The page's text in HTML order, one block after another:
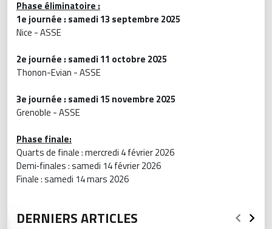
Phase éliminatoire :
1e journée : samedi 13 septembre 2025
Nice - ASSE
2e journée : samedi 11 octobre 2025
Thonon-Evian - ASSE
3e journée : samedi 15 novembre 2025
Grenoble - ASSE
Phase finale:
Quarts de finale : mercredi 4 février 2026
Demi‐finales : samedi 14 février 2026
Finale : samedi 14 mars 2026
DERNIERS ARTICLES